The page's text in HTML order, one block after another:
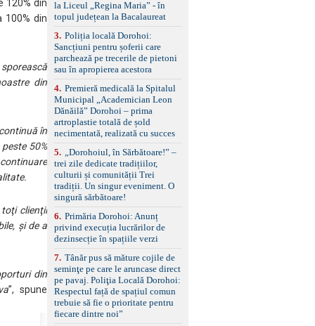
120% din
100% din
sporească
din
în
50%
clienţii
şi de a
din
”, spune
panoramică, geamuri
spate fumurii Carlig de
remorcare Bonus: -
Covorașe textile montate
pe mașină. -Ofer și un
set de covorașe din
împreună cu un set de
anvelope de iarnă.
la Liceul „Regina Maria” - în
topul județean la Bacalaureat
3. Poliția locală Dorohoi:
Sancțiuni pentru șoferii care
parchează pe trecerile de pietoni
sau în apropierea acestora
4. Premieră medicală la Spitalul
Municipal „Academician Leon
Dănăilă” Dorohoi – prima
artroplastie totală de șold
necimentată, realizată cu succes
5.
„Dorohoiul, în Sărbătoare!” –
trei zile dedicate tradițiilor,
culturii și comunității Trei
tradiții. Un singur eveniment. O
singură sărbătoare!
6. Primăria Dorohoi: Anunț
privind execuția lucrărilor de
dezinsecție în spațiile verzi
7. Tânăr pus să măture cojile de
seminţe pe care le aruncase direct
pe pavaj. Poliţia Locală Dorohoi:
Respectul față de spațiul comun
trebuie să fie o prioritate pentru
fiecare dintre noi”